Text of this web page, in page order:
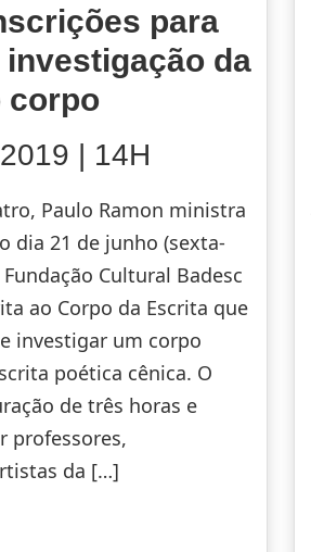
para
da
corpo
| 14H
Paulo Ramon ministra
dia 21 de junho (sexta-
Cultural Badesc
ao Corpo da Escrita que
investigar um corpo
poética cênica. O
de três horas e
professores,
da […]